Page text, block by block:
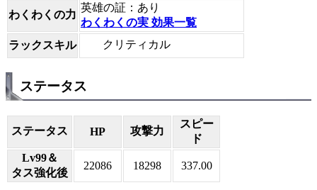
わくわくの力
英雄の証：あり
わくわくの実 効果一覧
ラックスキル
クリティカル
ステータス
ステータス HP 攻撃力
スピー
ド
Lv99＆
タス強化後
22086 18298 337.00